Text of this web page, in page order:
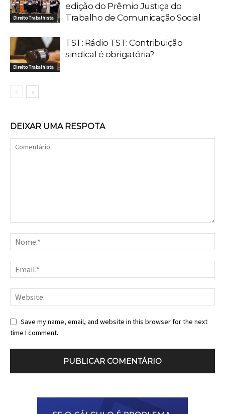
Direito Trabalhista
edição do Prêmio Justiça do
Trabalho de Comunicação Social
Direito Trabalhista
TST: Rádio TST: Contribuição
sindical é obrigatória?
DEIXAR UMA RESPOTA
Save my name, email, and website in this browser for the next
time I comment.